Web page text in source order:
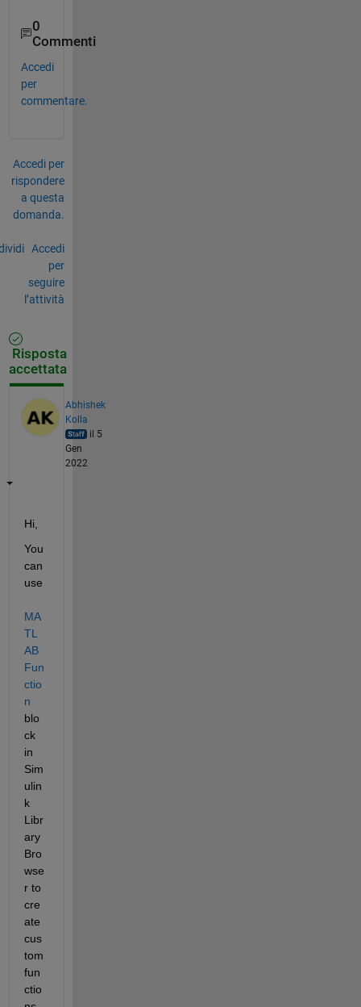
0
Commenti
Accedi
per
commentare.
Accedi per
rispondere
a questa
domanda.
Accedi
per
seguire
l’attività
Risposta
accettata
Abhishek
Kolla
il 5
Gen
2022
Hi,
You
can
MA
TL
AB
Fun
ctio
n
blo
ck
in
Sim
ulin
k
Libr
ary
Bro
wse
r to
cre
ate
cus
tom
fun
ctio